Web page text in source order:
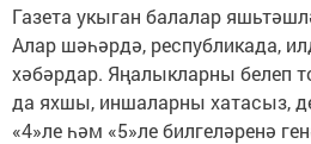
Газета укыган балалар
Алар шәһәрдә, республикада,
хәбәрдар. Яңалыкларны белеп
да яхшы, иншаларны хатасыз,
«4»ле һәм «5»ле билгеләренә